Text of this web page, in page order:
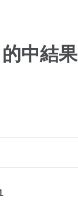
中結果